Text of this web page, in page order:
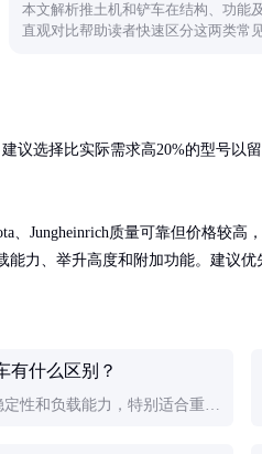
本文解析推土机和铲车在结构、功能
直观对比帮助读者快速区分这两类常
议选择比实际需求高20%的型号以
、Jungheinrich质量可靠但价格较
能力、举升高度和附加功能。建议优
有什么区别？
性和负载能力，特别适合重型